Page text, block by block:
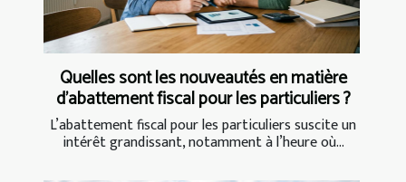
Quelles sont les nouveautés en matière
d'abattement fiscal pour les particuliers ?
L’abattement fiscal pour les particuliers suscite un
intérêt grandissant, notamment à l’heure où...